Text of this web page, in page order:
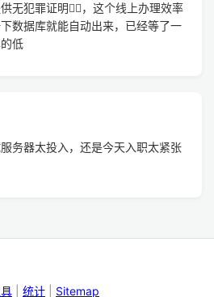
无犯罪证明😵‍💫，这个线上办理效率
数据库就能自动出来，已经等了一
低
务器太投入，还是今天入职太紧张
统计 Sitemap